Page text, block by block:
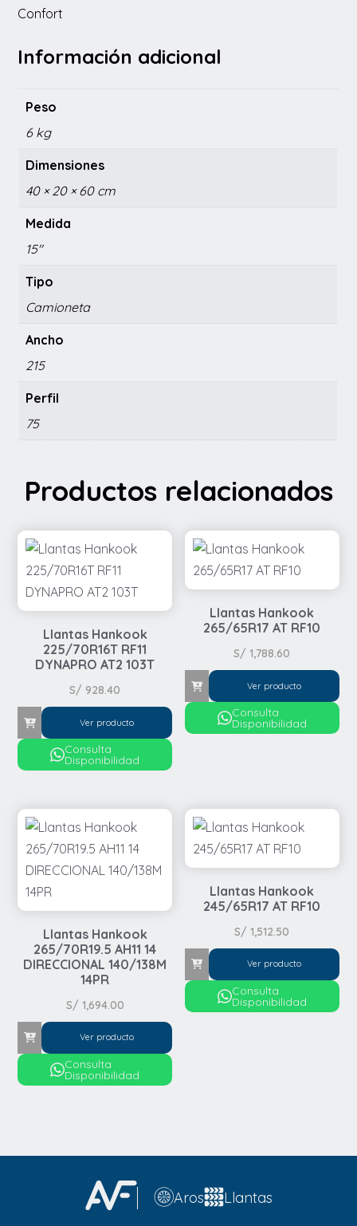
Confort
Información adicional
Peso
6 kg
Dimensiones
40 × 20 × 60 cm
Medida
15"
Tipo
Camioneta
Ancho
215
Perfil
75
Productos relacionados
Llantas Hankook
225/70R16T RF11
DYNAPRO AT2 103T
S/ 928.40
Ver producto
Consulta
Disponibilidad
Llantas Hankook
265/65R17 AT RF10
S/ 1,788.60
Ver producto
Consulta
Disponibilidad
Llantas Hankook
265/70R19.5 AH11 14
DIRECCIONAL 140/138M
14PR
S/ 1,694.00
Ver producto
Consulta
Disponibilidad
Llantas Hankook
245/65R17 AT RF10
S/ 1,512.50
Ver producto
Consulta
Disponibilidad
Aros Llantas